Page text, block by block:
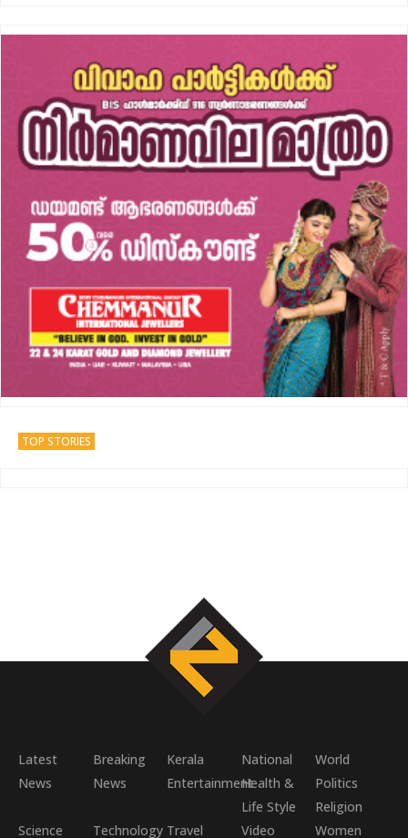
TOP STORIES
Latest
News
Breaking
News
Kerala National
World
EntertainmentHealth &
Life Style
Politics
Religion
Science
Technology Travel Video Women